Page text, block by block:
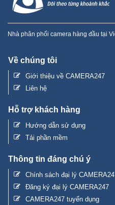
Giới thiệu về CAMERA247
Hỗ trợ khách hàng
Hướng dẫn sử dụng
Tải phần mềm
Thông tin đáng chú ý
Chính sách đại lý CAMERA247